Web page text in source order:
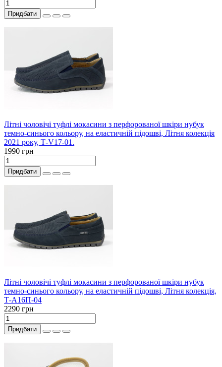
Придбати
Літні чоловічі туфлі мокасини з перфорованої шкіри нубук
темно-синього кольору, на еластичній підошві, Літня колекція
2021 року, Т-V17-01.
1990 грн
Придбати
Літні чоловічі туфлі мокасини з перфорованої шкіри нубук
темно-синього кольору, на еластичній підошві, Літня колекція,
Т-А16П-04
2290 грн
Придбати